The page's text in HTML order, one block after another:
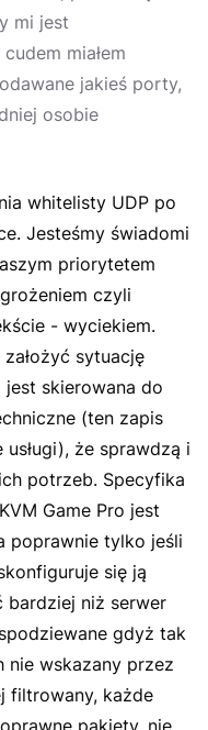
mi jest
miałem
jakieś porty,
osobie
whitelisty UDP po
Jesteśmy świadomi
priorytetem
czyli
- wyciekiem.
sytuację
jest skierowana do
(ten zapis
że sprawdzą i
potrzeb. Specyfika
Game Pro jest
poprawnie tylko jeśli
się ją
bardziej niż serwer
gdyż tak
nie wskazany przez
filtrowany, każde
pakiety, nie